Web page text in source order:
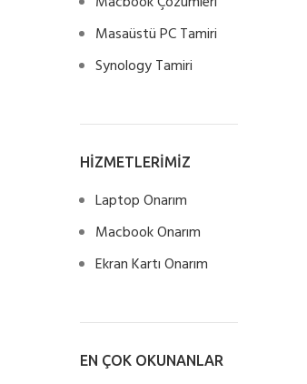
Masaüstü PC Tamiri
Synology Tamiri
HİZMETLERİMİZ
Laptop Onarım
Macbook Onarım
Ekran Kartı Onarım
EN ÇOK OKUNANLAR